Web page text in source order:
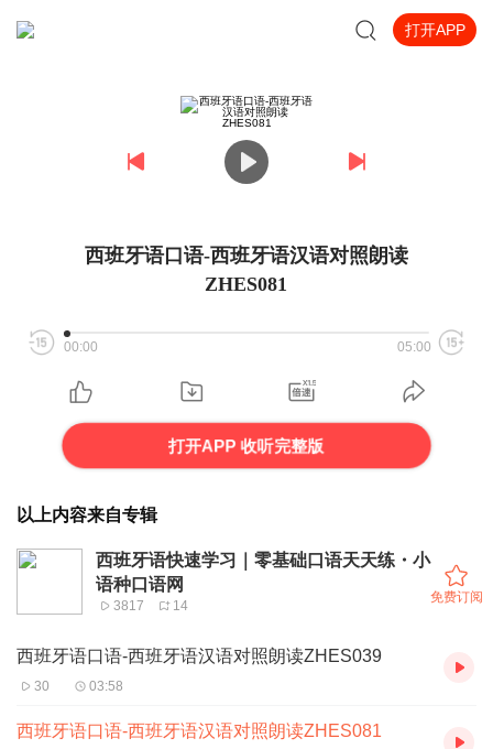
打开APP
西班牙语口语-西班牙语汉语对照朗读
ZHES081
00:00 05:00
打开APP 收听完整版
以上内容来自专辑
西班牙语快速学习｜零基础口语天天练・小
语种口语网
3817 14
免费订阅
西班牙语口语-西班牙语汉语对照朗读ZHES039
30 03:58
西班牙语口语-西班牙语汉语对照朗读ZHES081